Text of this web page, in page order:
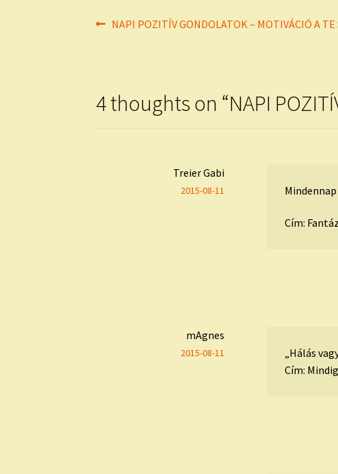
Bejegyzés
Previous
NAPI POZITÍV GONDOLATOK – MOTIVÁCIÓ A TE
4 thoughts on “NAPI
Treier Gabi
2015-08-11
Cím:
mAgnes
2015-08-11
„Hálás
Cím: